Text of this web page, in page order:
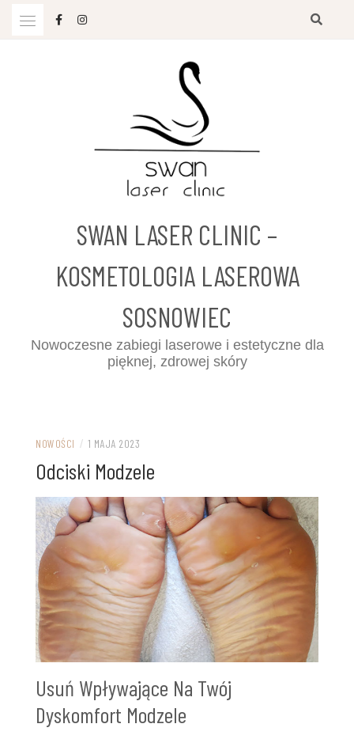
SWAN LASER CLINIC –
KOSMETOLOGIA LASEROWA
SOSNOWIEC
Nowoczesne zabiegi laserowe i estetyczne dla
pięknej, zdrowej skóry
NOWOŚCI / 1 MAJA 2023
Odciski Modzele
Usuń Wpływające Na Twój
Dyskomfort Modzele